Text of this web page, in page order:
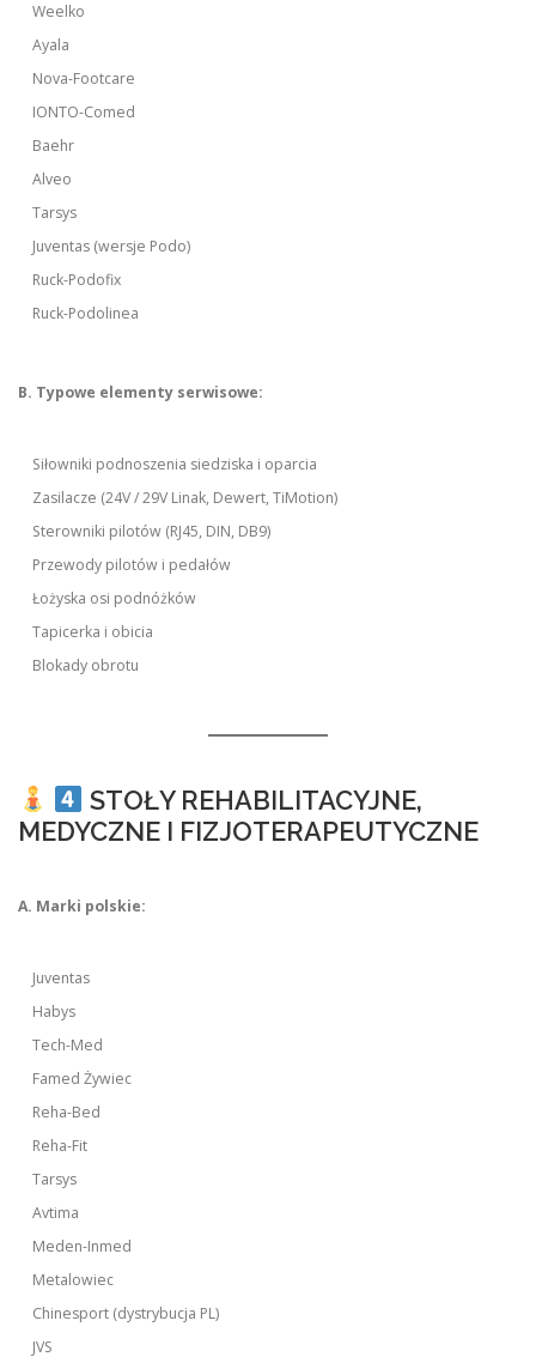
Weelko
Ayala
Nova-Footcare
IONTO-Comed
Baehr
Alveo
Tarsys
Juventas (wersje Podo)
Ruck-Podofix
Ruck-Podolinea
B. Typowe elementy serwisowe:
Siłowniki podnoszenia siedziska i oparcia
Zasilacze (24V / 29V Linak, Dewert, TiMotion)
Sterowniki pilotów (RJ45, DIN, DB9)
Przewody pilotów i pedałów
Łożyska osi podnóżków
Tapicerka i obicia
Blokady obrotu
STOŁY REHABILITACYJNE,
MEDYCZNE I FIZJOTERAPEUTYCZNE
A. Marki polskie:
Juventas
Habys
Tech-Med
Famed Żywiec
Reha-Bed
Reha-Fit
Tarsys
Avtima
Meden-Inmed
Metalowiec
Chinesport (dystrybucja PL)
JVS